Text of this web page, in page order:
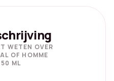
WETEN OVER
OF HOMME
ML